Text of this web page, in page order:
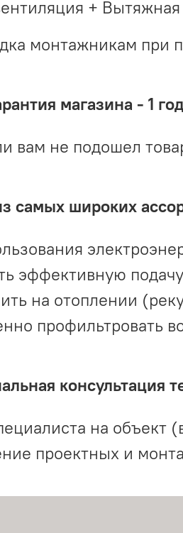
+
монтажникам при
магазина - 1 год
вам не подошел
самых широких
эффективную
на отоплении
профильтровать
консультация
на объект
проектных и